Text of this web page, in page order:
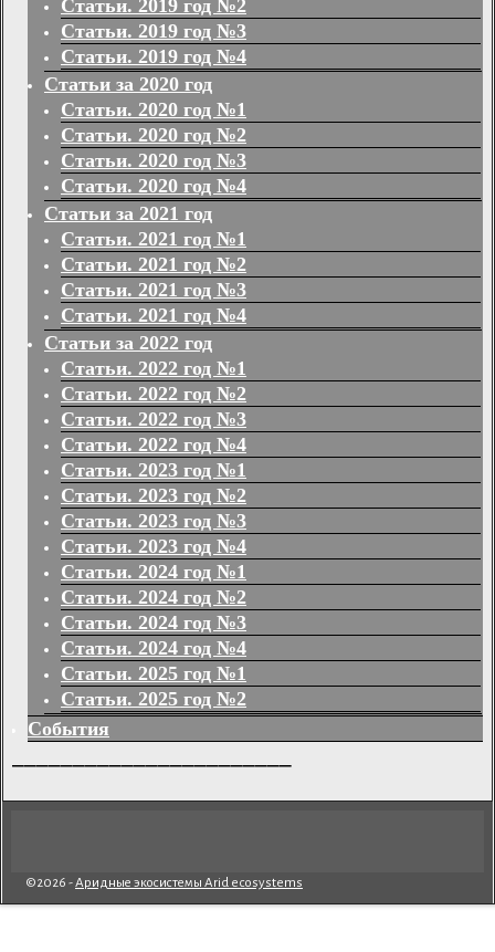
Статьи. 2019 год №2
Статьи. 2019 год №3
Статьи. 2019 год №4
Статьи за 2020 год
Статьи. 2020 год №1
Статьи. 2020 год №2
Статьи. 2020 год №3
Статьи. 2020 год №4
Статьи за 2021 год
Статьи. 2021 год №1
Статьи. 2021 год №2
Статьи. 2021 год №3
Статьи. 2021 год №4
Статьи за 2022 год
Статьи. 2022 год №1
Статьи. 2022 год №2
Статьи. 2022 год №3
Статьи. 2022 год №4
Статьи. 2023 год №1
Статьи. 2023 год №2
Статьи. 2023 год №3
Статьи. 2023 год №4
Статьи. 2024 год №1
Статьи. 2024 год №2
Статьи. 2024 год №3
Статьи. 2024 год №4
Статьи. 2025 год №1
Статьи. 2025 год №2
События
©2026 -Аридные экосистемы Arid ecosystems